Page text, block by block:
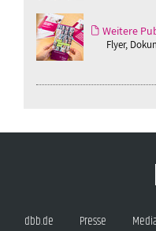
Weitere
Flyer,
dbb.de Presse